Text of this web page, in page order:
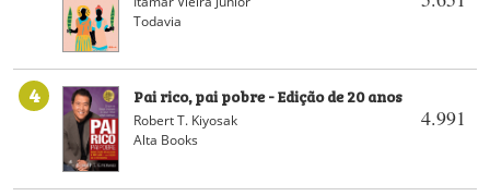
Todavia
4
4.991
Pai rico, pai pobre - Edição de 20 anos
Robert T. Kiyosak
Alta Books